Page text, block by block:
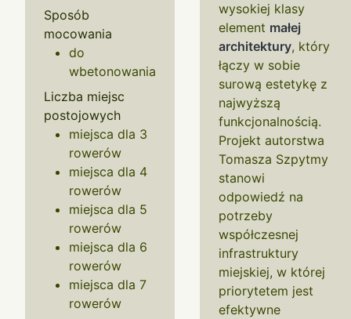
Sposób
mocowania
do
wbetonowania
Liczba miejsc
postojowych
miejsca dla 3
rowerów
miejsca dla 4
rowerów
miejsca dla 5
rowerów
miejsca dla 6
rowerów
miejsca dla 7
rowerów
wysokiej klasy
element małej
architektury, który
łączy w sobie
surową estetykę z
najwyższą
funkcjonalnością.
Projekt autorstwa
Tomasza Szpytmy
stanowi
odpowiedź na
potrzeby
współczesnej
infrastruktury
miejskiej, w której
priorytetem jest
efektywne